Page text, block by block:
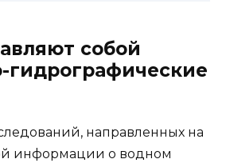
собой
гидрографические
направленных на
информации о водном